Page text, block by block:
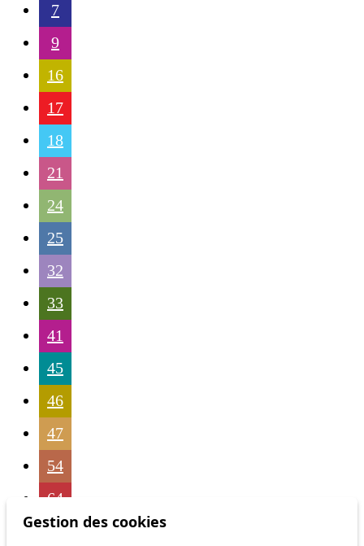
7
9
16
17
18
21
24
25
32
33
41
45
46
47
54
64
Gestion des cookies